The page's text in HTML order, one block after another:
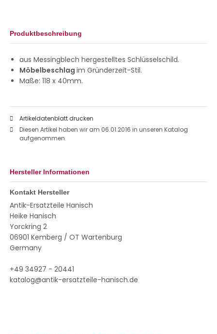
Produktbeschreibung
aus Messingblech hergestelltes Schlüsselschild.
Möbelbeschlag im Gründerzeit-Stil.
Maße: 118 x 40mm.
Artikeldatenblatt drucken
Diesen Artikel haben wir am 06.01.2016 in unseren Katalog
aufgenommen.
Hersteller Informationen
Kontakt Hersteller
Antik-Ersatzteile Hanisch
Heike Hanisch
Yorckring 2
06901 Kemberg / OT Wartenburg
Germany
+49 34927 - 20441
katalog@antik-ersatzteile-hanisch.de